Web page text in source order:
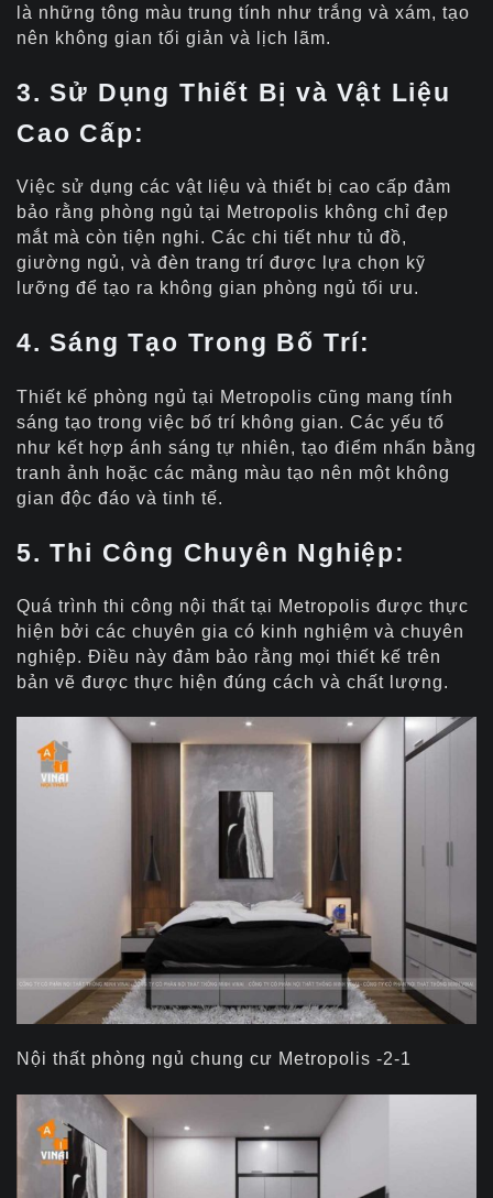
là những tông màu trung tính như trắng và xám, tạo
nên không gian tối giản và lịch lãm.
3. Sử Dụng Thiết Bị và Vật Liệu
Cao Cấp:
Việc sử dụng các vật liệu và thiết bị cao cấp đảm
bảo rằng phòng ngủ tại Metropolis không chỉ đẹp
mắt mà còn tiện nghi. Các chi tiết như tủ đồ,
giường ngủ, và đèn trang trí được lựa chọn kỹ
lưỡng để tạo ra không gian phòng ngủ tối ưu.
4. Sáng Tạo Trong Bố Trí:
Thiết kế phòng ngủ tại Metropolis cũng mang tính
sáng tạo trong việc bố trí không gian. Các yếu tố
như kết hợp ánh sáng tự nhiên, tạo điểm nhấn bằng
tranh ảnh hoặc các mảng màu tạo nên một không
gian độc đáo và tinh tế.
5. Thi Công Chuyên Nghiệp:
Quá trình thi công nội thất tại Metropolis được thực
hiện bởi các chuyên gia có kinh nghiệm và chuyên
nghiệp. Điều này đảm bảo rằng mọi thiết kế trên
bản vẽ được thực hiện đúng cách và chất lượng.
Nội thất phòng ngủ chung cư Metropolis -2-1